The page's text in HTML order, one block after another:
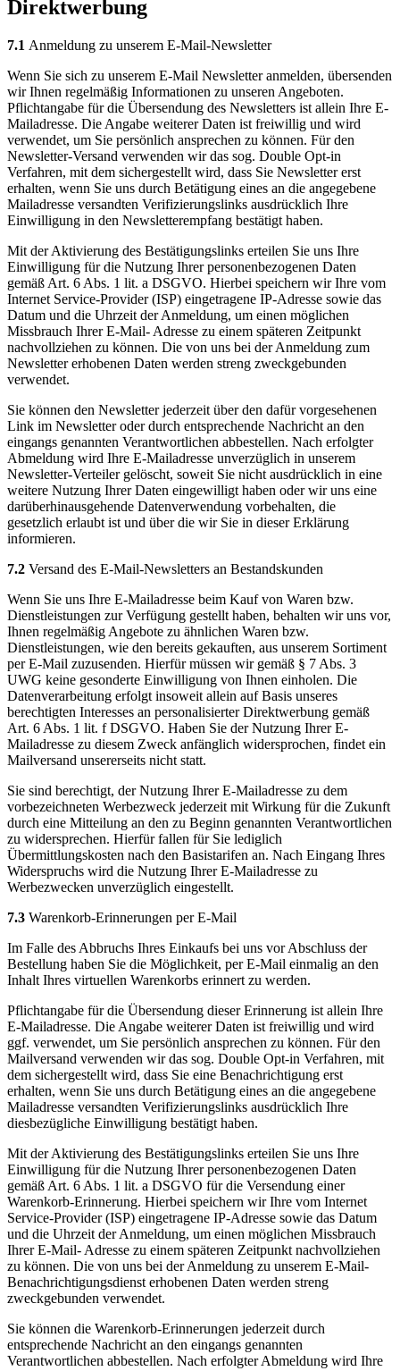
Direktwerbung
7.1 Anmeldung zu unserem E-Mail-Newsletter
Wenn Sie sich zu unserem E-Mail Newsletter anmelden, übersenden
wir Ihnen regelmäßig Informationen zu unseren Angeboten.
Pflichtangabe für die Übersendung des Newsletters ist allein Ihre E-
Mailadresse. Die Angabe weiterer Daten ist freiwillig und wird
verwendet, um Sie persönlich ansprechen zu können. Für den
Newsletter-Versand verwenden wir das sog. Double Opt-in
Verfahren, mit dem sichergestellt wird, dass Sie Newsletter erst
erhalten, wenn Sie uns durch Betätigung eines an die angegebene
Mailadresse versandten Verifizierungslinks ausdrücklich Ihre
Einwilligung in den Newsletterempfang bestätigt haben.
Mit der Aktivierung des Bestätigungslinks erteilen Sie uns Ihre
Einwilligung für die Nutzung Ihrer personenbezogenen Daten
gemäß Art. 6 Abs. 1 lit. a DSGVO. Hierbei speichern wir Ihre vom
Internet Service-Provider (ISP) eingetragene IP-Adresse sowie das
Datum und die Uhrzeit der Anmeldung, um einen möglichen
Missbrauch Ihrer E-Mail- Adresse zu einem späteren Zeitpunkt
nachvollziehen zu können. Die von uns bei der Anmeldung zum
Newsletter erhobenen Daten werden streng zweckgebunden
verwendet.
Sie können den Newsletter jederzeit über den dafür vorgesehenen
Link im Newsletter oder durch entsprechende Nachricht an den
eingangs genannten Verantwortlichen abbestellen. Nach erfolgter
Abmeldung wird Ihre E-Mailadresse unverzüglich in unserem
Newsletter-Verteiler gelöscht, soweit Sie nicht ausdrücklich in eine
weitere Nutzung Ihrer Daten eingewilligt haben oder wir uns eine
darüberhinausgehende Datenverwendung vorbehalten, die
gesetzlich erlaubt ist und über die wir Sie in dieser Erklärung
informieren.
7.2 Versand des E-Mail-Newsletters an Bestandskunden
Wenn Sie uns Ihre E-Mailadresse beim Kauf von Waren bzw.
Dienstleistungen zur Verfügung gestellt haben, behalten wir uns vor,
Ihnen regelmäßig Angebote zu ähnlichen Waren bzw.
Dienstleistungen, wie den bereits gekauften, aus unserem Sortiment
per E-Mail zuzusenden. Hierfür müssen wir gemäß § 7 Abs. 3
UWG keine gesonderte Einwilligung von Ihnen einholen. Die
Datenverarbeitung erfolgt insoweit allein auf Basis unseres
berechtigten Interesses an personalisierter Direktwerbung gemäß
Art. 6 Abs. 1 lit. f DSGVO. Haben Sie der Nutzung Ihrer E-
Mailadresse zu diesem Zweck anfänglich widersprochen, findet ein
Mailversand unsererseits nicht statt.
Sie sind berechtigt, der Nutzung Ihrer E-Mailadresse zu dem
vorbezeichneten Werbezweck jederzeit mit Wirkung für die Zukunft
durch eine Mitteilung an den zu Beginn genannten Verantwortlichen
zu widersprechen. Hierfür fallen für Sie lediglich
Übermittlungskosten nach den Basistarifen an. Nach Eingang Ihres
Widerspruchs wird die Nutzung Ihrer E-Mailadresse zu
Werbezwecken unverzüglich eingestellt.
7.3 Warenkorb-Erinnerungen per E-Mail
Im Falle des Abbruchs Ihres Einkaufs bei uns vor Abschluss der
Bestellung haben Sie die Möglichkeit, per E-Mail einmalig an den
Inhalt Ihres virtuellen Warenkorbs erinnert zu werden.
Pflichtangabe für die Übersendung dieser Erinnerung ist allein Ihre
E-Mailadresse. Die Angabe weiterer Daten ist freiwillig und wird
ggf. verwendet, um Sie persönlich ansprechen zu können. Für den
Mailversand verwenden wir das sog. Double Opt-in Verfahren, mit
dem sichergestellt wird, dass Sie eine Benachrichtigung erst
erhalten, wenn Sie uns durch Betätigung eines an die angegebene
Mailadresse versandten Verifizierungslinks ausdrücklich Ihre
diesbezügliche Einwilligung bestätigt haben.
Mit der Aktivierung des Bestätigungslinks erteilen Sie uns Ihre
Einwilligung für die Nutzung Ihrer personenbezogenen Daten
gemäß Art. 6 Abs. 1 lit. a DSGVO für die Versendung einer
Warenkorb-Erinnerung. Hierbei speichern wir Ihre vom Internet
Service-Provider (ISP) eingetragene IP-Adresse sowie das Datum
und die Uhrzeit der Anmeldung, um einen möglichen Missbrauch
Ihrer E-Mail- Adresse zu einem späteren Zeitpunkt nachvollziehen
zu können. Die von uns bei der Anmeldung zu unserem E-Mail-
Benachrichtigungsdienst erhobenen Daten werden streng
zweckgebunden verwendet.
Sie können die Warenkorb-Erinnerungen jederzeit durch
entsprechende Nachricht an den eingangs genannten
Verantwortlichen abbestellen. Nach erfolgter Abmeldung wird Ihre